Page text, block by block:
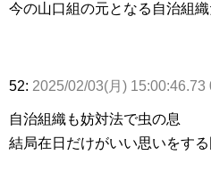
今の山口組の元となる自治組
52: 2025/02/03(月) 15:00:46.73
自治組織も妨対法で虫の息
結局在日だけがいい思いをす